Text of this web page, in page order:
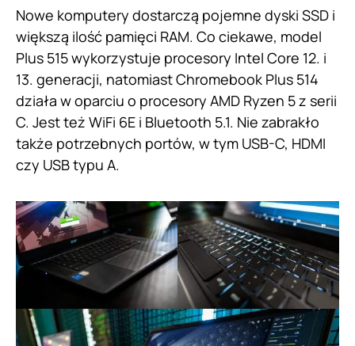
Nowe komputery dostarczą pojemne dyski SSD i
większą ilość pamięci RAM. Co ciekawe, model
Plus 515 wykorzystuje procesory Intel Core 12. i
13. generacji, natomiast Chromebook Plus 514
działa w oparciu o procesory AMD Ryzen 5 z serii
C. Jest też WiFi 6E i Bluetooth 5.1. Nie zabrakło
także potrzebnych portów, w tym USB-C, HDMI
czy USB typu A.